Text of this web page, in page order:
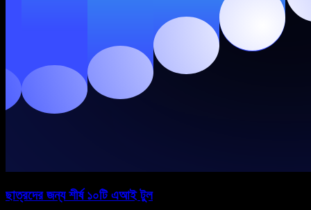
ছাত্রদের জন্য শীর্ষ ১০টি এআই টুল